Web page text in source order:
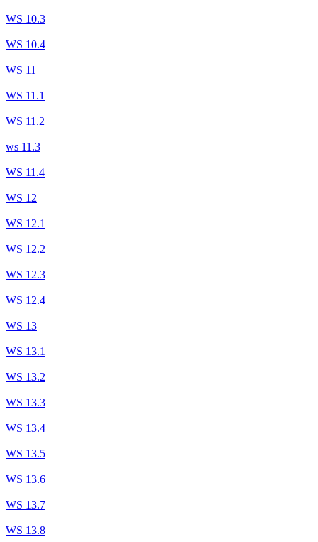
WS 10.3
WS 10.4
WS 11
WS 11.1
WS 11.2
ws 11.3
WS 11.4
WS 12
WS 12.1
WS 12.2
WS 12.3
WS 12.4
WS 13
WS 13.1
WS 13.2
WS 13.3
WS 13.4
WS 13.5
WS 13.6
WS 13.7
WS 13.8